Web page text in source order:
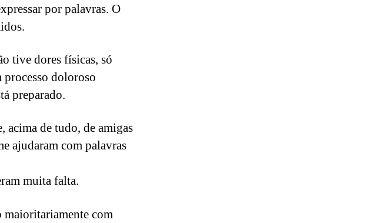
por palavras. O
tive dores físicas, só
doloroso
preparado.
acima de tudo, de amigas
ajudaram com palavras
muita falta.
maioritariamente com